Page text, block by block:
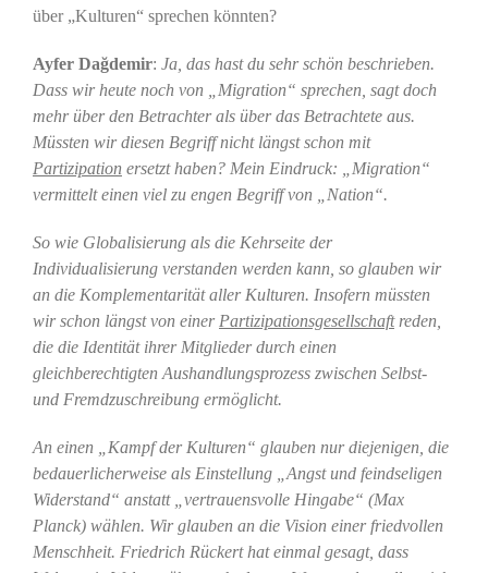
über „Kulturen“ sprechen könnten?
Ayfer Dağdemir: Ja, das hast du sehr schön beschrieben.
Dass wir heute noch von „Migration“ sprechen, sagt doch
mehr über den Betrachter als über das Betrachtete aus.
Müssten wir diesen Begriff nicht längst schon mit
Partizipation ersetzt haben? Mein Eindruck: „Migration“
vermittelt einen viel zu engen Begriff von „Nation“.
So wie Globalisierung als die Kehrseite der
Individualisierung verstanden werden kann, so glauben wir
an die Komplementarität aller Kulturen. Insofern müssten
wir schon längst von einer Partizipationsgesellschaftreden,
die die Identität ihrer Mitglieder durch einen
gleichberechtigten Aushandlungsprozess zwischen Selbst-
und Fremdzuschreibung ermöglicht.
An einen „Kampf der Kulturen“ glauben nur diejenigen, die
bedauerlicherweise als Einstellung „Angst und feindseligen
Widerstand“ anstatt „vertrauensvolle Hingabe“ (Max
Planck) wählen. Wir glauben an die Vision einer friedvollen
Menschheit. Friedrich Rückert hat einmal gesagt, dass